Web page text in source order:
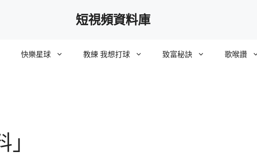
短視頻資料庫
快樂星球 教練 我想打球 致富秘訣 歌喉讚